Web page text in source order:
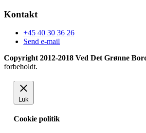
Kontakt
+45 40 30 36 26
Send e-mail
Copyright 2012-2018 Ved Det Grønne
forbeholdt.
Luk
Cookie politik